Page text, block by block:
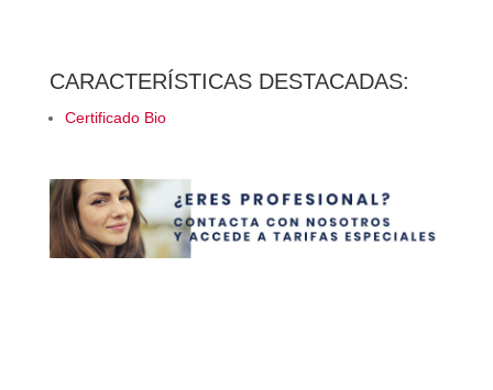
cantidad
CARACTERÍSTICAS DESTACADAS:
Certificado Bio